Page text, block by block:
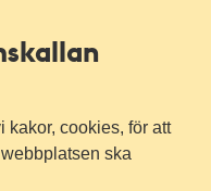
kakor, cookies, för att
ska